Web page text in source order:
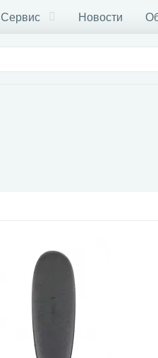
Сервис Новости